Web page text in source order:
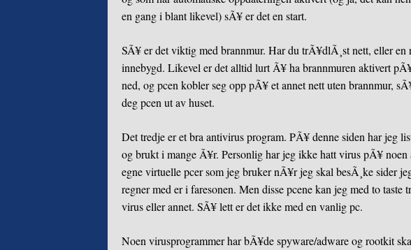
en gang i blant likevel) sÃ¥ er det en start.
SÃ¥ er det viktig med brannmur. Har du trÃ¥dlÃ¸st nett, eller en
innebygd. Likevel er det alltid lurt Ã¥ ha brannmuren aktivert
ned, og pcen kobler seg opp pÃ¥ et annet nett uten brannmur,
deg pcen ut av huset.
Det tredje er et bra antivirus program.PÃ¥ denne siden har jeg
og brukt i mange Ã¥r. Personlig har jeg ikke hatt virus pÃ¥
egne virtuelle pcer som jeg bruker nÃ¥r jeg skal besÃ¸ke sider
regner med er i faresonen. Men disse pcene kan jeg med to
virus eller annet. SÃ¥ lett er det ikke med en vanlig pc.
Noen virusprogrammer har bÃ¥de spyware/adware og rootkit